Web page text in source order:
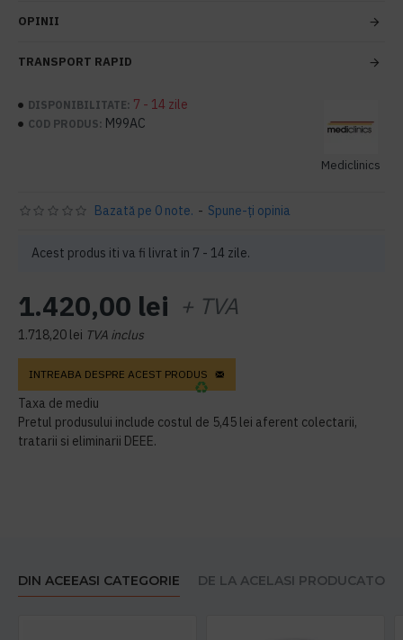
OPINII
TRANSPORT RAPID
DISPONIBILITATE: 7 - 14 zile
COD PRODUS: M99AC
Mediclinics
Acest produs iti va fi livrat in 7 - 14 zile.
Bazată pe 0 note. - Spune-ţi opinia
1.420,00 lei + TVA
1.718,20 lei TVA inclus
INTREABA DESPRE ACEST PRODUS
Taxa de mediu
Pretul produsului include costul de 5,45 lei aferent colectarii,
tratarii si eliminarii DEEE.
DIN ACEEASI CATEGORIE DE LA ACELASI PRODUCATOR